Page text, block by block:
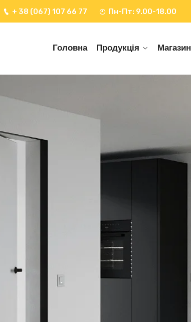
+ 38 (067) 107 66 77 Пн-Пт: 9.00-18.00
Головна Продукція Магазин